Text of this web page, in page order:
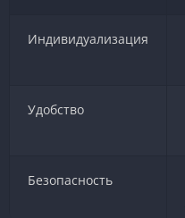
Индивидуализация
Удобство
Безопасность